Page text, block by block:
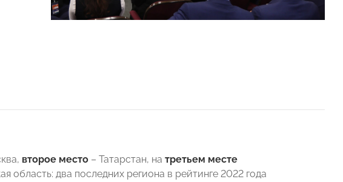
второе место – Татарстан, на третьем месте
два последних региона в рейтинге 2022 года